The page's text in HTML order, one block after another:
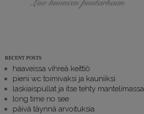
RECENT POSTS
haaveissa vihreä keittiö
pieni wc toimivaksi ja kauniiksi
laskiaispullat ja itse tehty mantelimassa
long time no see
päivä täynnä arvoituksia